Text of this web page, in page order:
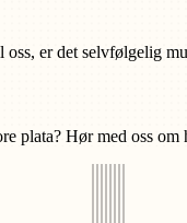
oss, er det selvfølgelig
plata? Hør med oss om